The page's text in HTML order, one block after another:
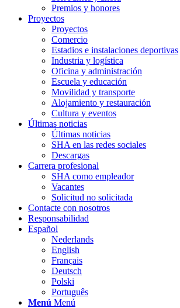
Premios y honores
Proyectos
Proyectos
Comercio
Estadios e instalaciones deportivas
Industria y logística
Oficina y administración
Escuela y educación
Movilidad y transporte
Alojamiento y restauración
Cultura y eventos
Últimas noticias
Últimas noticias
SHA en las redes sociales
Descargas
Carrera profesional
SHA como empleador
Vacantes
Solicitud no solicitada
Contacte con nosotros
Responsabilidad
Español
Nederlands
English
Français
Deutsch
Polski
Português
Menú Menú